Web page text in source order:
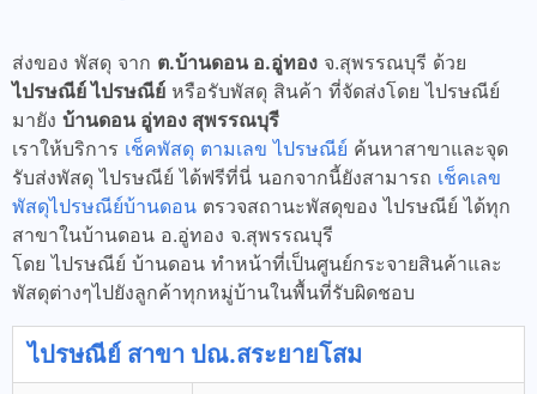
ส่งของ พัสดุ จาก ต.บ้านดอน อ.อู่ทอง จ.สุพรรณบุรี ด้วย
ไปรษณีย์ ไปรษณีย์ หรือรับพัสดุ สินค้า ที่จัดส่งโดย ไปรษณีย์
มายัง บ้านดอน อู่ทอง สุพรรณบุรี
เราให้บริการ เช็คพัสดุ ตามเลข ไปรษณีย์ ค้นหาสาขาและจุด
รับส่งพัสดุ ไปรษณีย์ ได้ฟรีที่นี่ นอกจากนี้ยังสามารถ เช็คเลข
พัสดุไปรษณีย์บ้านดอน ตรวจสถานะพัสดุของ ไปรษณีย์ ได้ทุก
สาขาในบ้านดอน อ.อู่ทอง จ.สุพรรณบุรี
โดย ไปรษณีย์ บ้านดอน ทำหน้าที่เป็นศูนย์กระจายสินค้าและ
พัสดุต่างๆไปยังลูกค้าทุกหมู่บ้านในพื้นที่รับผิดชอบ
ไปรษณีย์ สาขา ปณ.สระยายโสม